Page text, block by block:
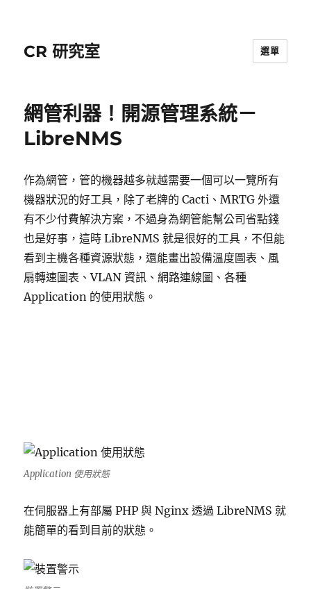
CR 研究室 選單
網管利器！開源管理系統－
LibreNMS
作為網管，管的機器越多就越需要一個可以一覽所有
機器狀況的好工具，除了老牌的 Cacti、MRTG 外還
有不少付費解決方案，不過身為網管能幫公司省點錢
也是好事，這時 LibreNMS 就是很好的工具，不但能
看到主機各種資源狀態，還能畫出設備溫度圖表、風
扇轉速圖表、VLAN 資訊、網路連線圖、各種
Application 的使用狀態。
Application 使用狀態
在伺服器上有部屬 PHP 與 Nginx 透過 LibreNMS 就
能簡單的看到目前的狀態。